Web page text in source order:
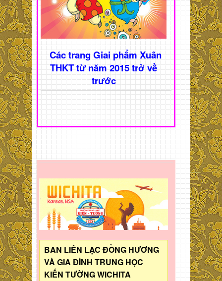
Các trang Giai phẩm Xuân
THKT từ năm 2015 trở về
trước
BAN LIÊN LẠC ĐỒNG HƯƠNG
VÀ GIA ĐÌNH TRUNG HỌC
KIẾN TƯỜNG WICHITA